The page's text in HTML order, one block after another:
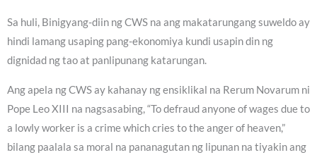
Sa huli, Binigyang-diin ng CWS na ang makatarungang suweldo ay
hindi lamang usaping pang-ekonomiya kundi usapin din ng
dignidad ng tao at panlipunang katarungan.
Ang apela ng CWS ay kahanay ng ensiklikal na Rerum Novarum ni
Pope Leo XIII na nagsasabing, “To defraud anyone of wages due to
a lowly worker is a crime which cries to the anger of heaven,”
bilang paalala sa moral na pananagutan ng lipunan na tiyakin ang